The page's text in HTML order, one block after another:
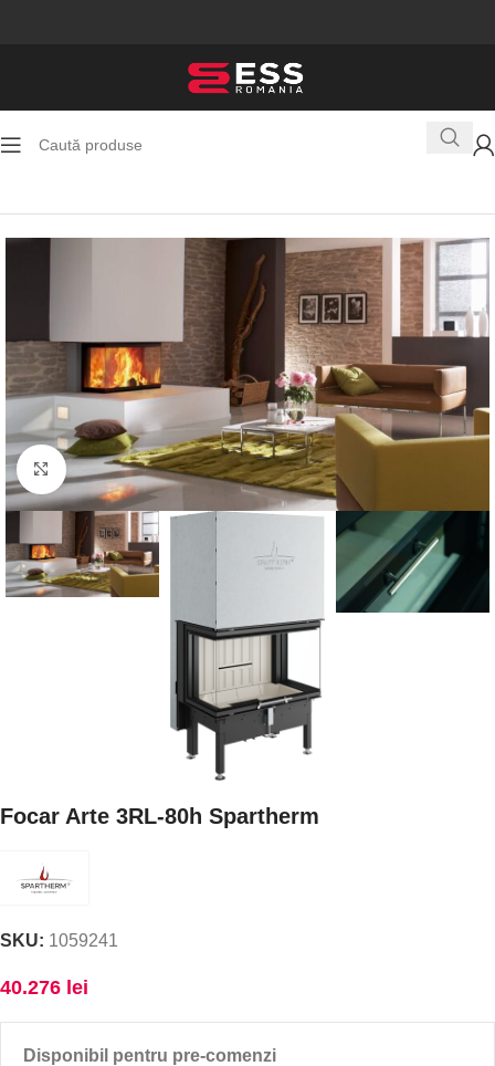
Faceți click pentru a mări
Focar Arte 3RL-80h Spartherm
SKU: 1059241
40.276 lei
Disponibil pentru pre-comenzi